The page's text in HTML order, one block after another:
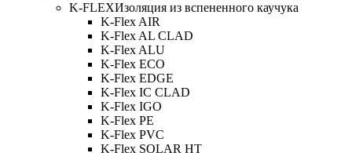
K-FLEXИзоляция из вспененного каучука
K-Flex AIR
K-Flex AL CLAD
K-Flex ALU
K-Flex ECO
K-Flex EDGE
K-Flex IC CLAD
K-Flex IGO
K-Flex PE
K-Flex PVC
K-Flex SOLAR HT